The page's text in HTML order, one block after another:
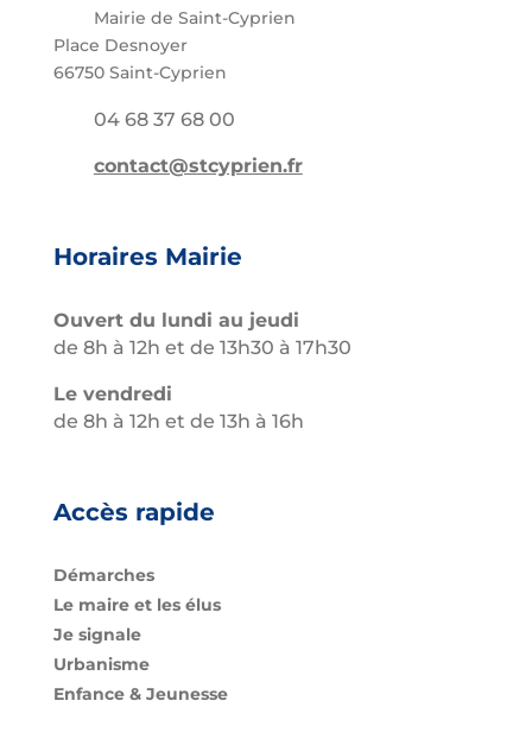
Mairie de Saint-Cyprien
Place Desnoyer
66750 Saint-Cyprien
04 68 37 68 00
contact@stcyprien.fr
Horaires Mairie
Ouvert du lundi au jeudi
de 8h à 12h et de 13h30 à 17h30
Le vendredi
de 8h à 12h et de 13h à 16h
Accès rapide
Démarches
Le maire et les élus
Je signale
Urbanisme
Enfance & Jeunesse